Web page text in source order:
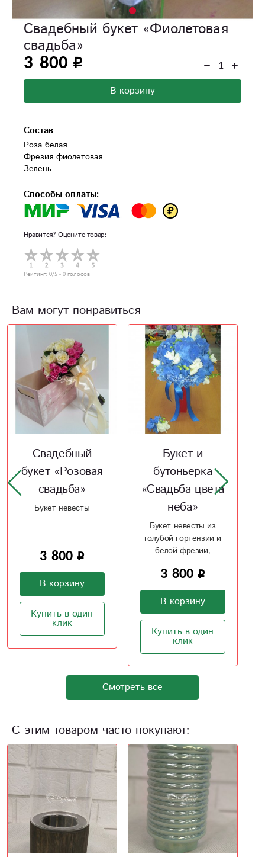
Свадебный букет «Фиолетовая
свадьба»
3 800
В корзину
Состав
Роза белая
Фрезия фиолетовая
Зелень
Способы оплаты:
Нравится? Оцените товар:
Рейтинг: 0/5 - 0 голосов
Вам могут понравиться
Свадебный
букет «Розовая
свадьба»
Букет невесты
3 800
В корзину
Купить в один
клик
Букет и
бутоньерка
«Свадьба цвета
неба»
Букет невесты из
голубой гортензии и
белой фрезии,
жениха
3 800
В корзину
Купить в один
клик
Смотреть все
С этим товаром часто покупают: